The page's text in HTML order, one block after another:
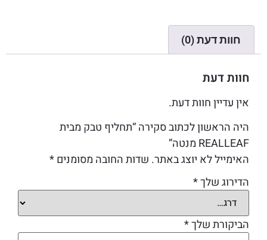
חוות דעת (0)
חוות דעת
אין עדיין חוות דעת.
היה הראשון לכתוב סקירה “תחליף טבק מבית
REALLEAF מנטה”
האימייל לא יוצג באתר. שדות החובה מסומנים*
הדירוג שלך*
הביקורת שלך*